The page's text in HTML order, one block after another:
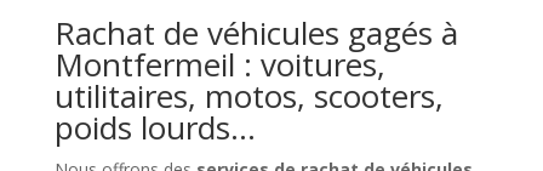
Rachat de véhicules gagés à
Montfermeil : voitures,
utilitaires, motos, scooters,
poids lourds…